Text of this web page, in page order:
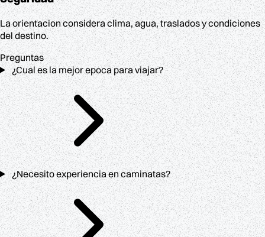
La orientacion considera clima, agua, traslados y condiciones
del destino.
Preguntas
¿Cual es la mejor epoca para viajar?
¿Necesito experiencia en caminatas?